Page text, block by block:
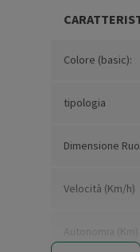
Colore (basic):
tipologia
Dimensione
Velocità (Km/h)
Autonomia (Km)